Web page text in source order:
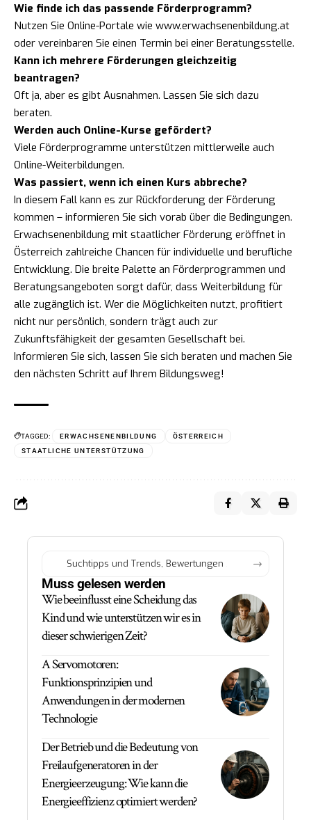
Wie finde ich das passende Förderprogramm?
Nutzen Sie Online-Portale wie www.erwachsenenbildung.at
oder vereinbaren Sie einen Termin bei einer Beratungsstelle.
Kann ich mehrere Förderungen gleichzeitig
beantragen?
Oft ja, aber es gibt Ausnahmen. Lassen Sie sich dazu
beraten.
Werden auch Online-Kurse gefördert?
Viele Förderprogramme unterstützen mittlerweile auch
Online-Weiterbildungen.
Was passiert, wenn ich einen Kurs abbreche?
In diesem Fall kann es zur Rückforderung der Förderung
kommen – informieren Sie sich vorab über die Bedingungen.
Erwachsenenbildung mit staatlicher Förderung eröffnet in
Österreich zahlreiche Chancen für individuelle und berufliche
Entwicklung. Die breite Palette an Förderprogrammen und
Beratungsangeboten sorgt dafür, dass Weiterbildung für
alle zugänglich ist. Wer die Möglichkeiten nutzt, profitiert
nicht nur persönlich, sondern trägt auch zur
Zukunftsfähigkeit der gesamten Gesellschaft bei.
Informieren Sie sich, lassen Sie sich beraten und machen Sie
den nächsten Schritt auf Ihrem Bildungsweg!
TAGGED: ERWACHSENENBILDUNG
ÖSTERREICH
STAATLICHE UNTERSTÜTZUNG
Muss gelesen werden
Wie beeinflusst eine Scheidung das
Kind und wie unterstützen wir es in
dieser schwierigen Zeit?
A Servomotoren:
Funktionsprinzipien und
Anwendungen in der modernen
Technologie
Der Betrieb und die Bedeutung von
Freilaufgeneratoren in der
Energieerzeugung: Wie kann die
Energieeffizienz optimiert werden?